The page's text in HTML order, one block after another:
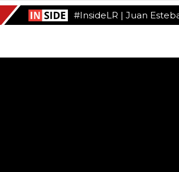
#InsideLR | Juan